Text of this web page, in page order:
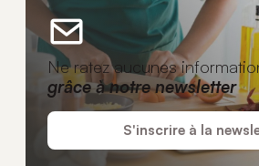
Ne ratez aucunes
grâce à notre newsletter
S'inscrire à la